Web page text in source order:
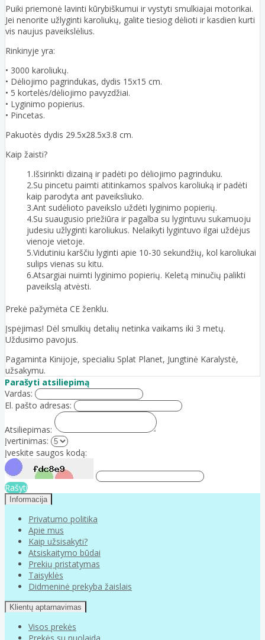
Puiki priemonė lavinti kūrybiškumui ir vystyti smulkiajai motorikai.
Jei nenorite užlyginti karoliukų, galite tiesiog dėlioti ir kasdien kurti
vis naujus paveikslėlius.
Rinkinyje yra:
• 3000 karoliukų.
• Dėliojimo pagrindukas, dydis 15x15 cm.
• 5 kortelės/dėliojimo pavyzdžiai.
• Lyginimo popierius.
• Pincetas.
Pakuotės dydis 29.5x28.5x3.8 cm.
Kaip žaisti?
1.Išsirinkti dizainą ir padėti po dėliojimo pagrinduku.
2.Su pincetu paimti atitinkamos spalvos karoliuką ir padėti
kaip parodyta ant paveiksliuko.
3.Ant sudėlioto paveikslo uždėti lyginimo popierių.
4.Su suaugusio priežiūra ir pagalba su lygintuvu sukamuoju
judesiu užlyginti karoliukus. Nelaikyti lygintuvo ilgai uždėjus
vienoje vietoje.
5.Vidutiniu karščiu lyginti apie 10-30 sekundžių, kol karoliukai
sulips vienas su kitu.
6.Atsargiai nuimti lyginimo popierių. Keletą minučių palikti
paveikslą atvėsti.
Prekė pažymėta CE ženklu.
Įspėjimas! Dėl smulkių detalių netinka vaikams iki 3 metų.
Uždusimo pavojus.
Pagaminta Kinijoje, specialiu Splat Planet, Jungtinė Karalystė,
užsakymu.
Parašyti atsiliepimą
Vardas:
El. pašto adresas:
Atsiliepimas:
Įvertinimas:
Įveskite saugos kodą:
Rašyti
Informacija
Privatumo politika
Apie mus
Kaip užsisakyti?
Atsiskaitymo būdai
Prekių pristatymas
Taisyklės
Didmeninė prekyba žaislais
Klientų aptarnavimas
Visos prekės